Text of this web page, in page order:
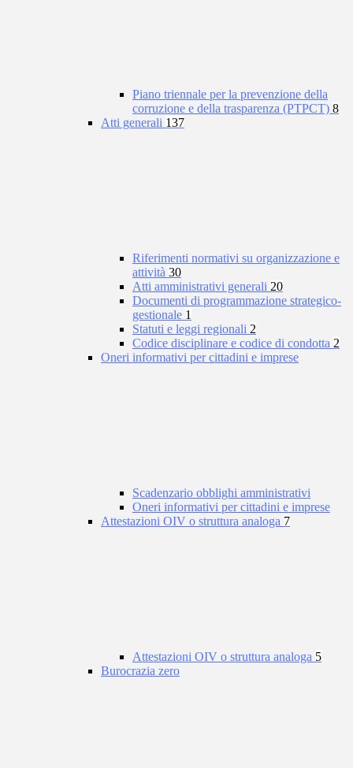
Piano triennale per la prevenzione della
corruzione e della trasparenza (PTPCT) 8
Atti generali 137
Riferimenti normativi su organizzazione e
attività 30
Atti amministrativi generali 20
Documenti di programmazione strategico-
gestionale 1
Statuti e leggi regionali 2
Codice disciplinare e codice di condotta 2
Oneri informativi per cittadini e imprese
Scadenzario obblighi amministrativi
Oneri informativi per cittadini e imprese
Attestazioni OIV o struttura analoga 7
Attestazioni OIV o struttura analoga 5
Burocrazia zero